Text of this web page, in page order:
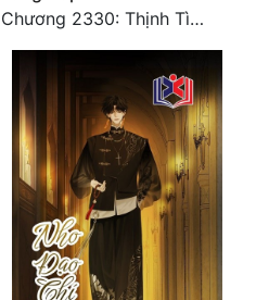
Chương 2330: Thịnh Tình Mời Chào